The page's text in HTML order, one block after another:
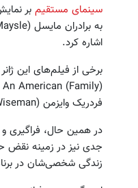
سینمای مستقیم بر
اشاره کرد.
فردریک وایزمن (Fredrick Wiseman) از جمله Titticut Follies در سال ۱۹۶۷ و دبیرستان (High school ) در سال ۱۹۶۸.
در همین حال، فراگیری
زندگی شخصی‌شان در